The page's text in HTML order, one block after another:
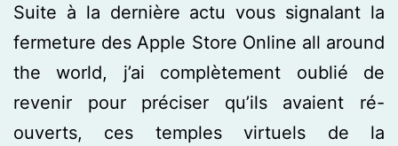
Suite à la dernière actu vous signalant la
fermeture des Apple Store Online all around
the world, j’ai complètement oublié de
revenir pour préciser qu’ils avaient ré-
ouverts, ces temples virtuels de la